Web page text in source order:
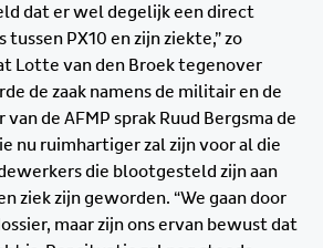
dat er wel degelijk een direct
tussen PX10 en zijn ziekte,” zo
Lotte van den Broek tegenover
de zaak namens de militair en de
de AFMP sprak Ruud Bergsma de
nu ruimhartiger zal zijn voor al die
die blootgesteld zijn aan
ziek zijn geworden. “We gaan door
maar zijn ons ervan bewust dat